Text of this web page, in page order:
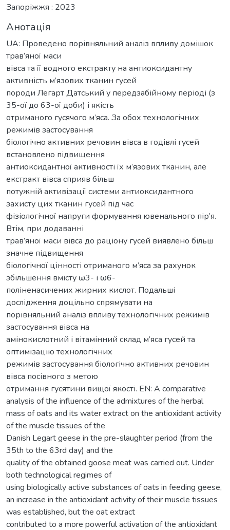
Запоріжжя : 2023
Анотація
UA: Проведено порівняльний аналіз впливу домішок
трав’яної маси
вівса та її водного екстракту на антиоксидантну
активність м’язових тканин гусей
породи Легарт Датський у передзабійному періоді (з
35-ої до 63-ої доби) і якість
отриманого гусячого м’яса. За обох технологічних
режимів застосування
біологічно активних речовин вівса в годівлі гусей
встановлено підвищення
антиоксидантної активності їх м’язових тканин, але
екстракт вівса сприяв більш
потужній активізації системи антиоксидантного
захисту цих тканин гусей під час
фізіологічної напруги формування ювенального пір’я.
Втім, при додаванні
трав’яної маси вівса до раціону гусей виявлено більш
значне підвищення
біологічної цінності отриманого м’яса за рахунок
збільшення вмісту ω3- і ω6-
поліненасичених жирних кислот. Подальші
дослідження доцільно спрямувати на
порівняльний аналіз впливу технологічних режимів
застосування вівса на
амінокислотний і вітамінний склад м’яса гусей та
оптимізацію технологічних
режимів застосування біологічно активних речовин
вівса посівного з метою
отримання гусятини вищої якості. EN: A comparative
analysis of the influence of the admixtures of the herbal
mass of oats and its water extract on the antioxidant activity
of the muscle tissues of the
Danish Legart geese in the pre-slaughter period (from the
35th to the 63rd day) and the
quality of the obtained goose meat was carried out. Under
both technological regimes of
using biologically active substances of oats in feeding geese,
an increase in the antioxidant activity of their muscle tissues
was established, but the oat extract
contributed to a more powerful activation of the antioxidant